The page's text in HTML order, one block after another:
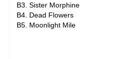
B3. Sister Morphine
B4. Dead Flowers
B5. Moonlight Mile